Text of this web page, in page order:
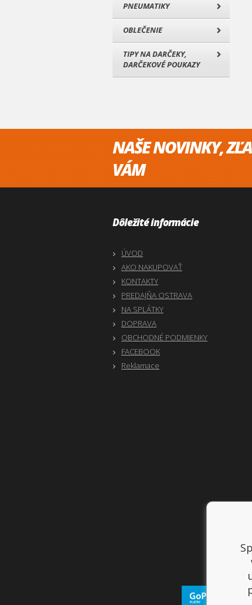
PNEUMATIKY
OBLEČENIE
TIPY NA DARČEKY,
DARČEKOVÉ POUKAZY
NAŠE NOVINKY,
VÁM
Dôležité informácie
ÚVOD
AKO NAKUPOVAŤ
KONTAKTY
PREDAJŇA OSTRAVA
NA SPLÁTKY
DOPRAVA
OBCHODNÉ PODMIENKY
FACEBOOK
Reklamace